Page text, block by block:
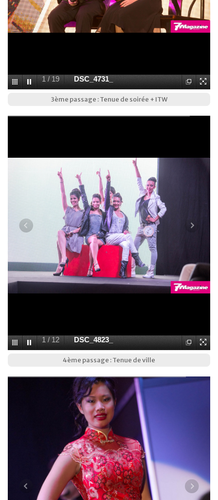
1 / 19 DSC_4731_
3ème passage : Tenue de soirée + ITW
1 / 12 DSC_4823_
4ème passage : Tenue de ville